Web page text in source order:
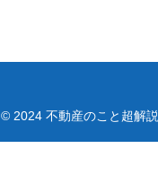
© 2024 不動産のこと超解説.